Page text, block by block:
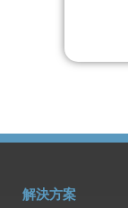
解決方案